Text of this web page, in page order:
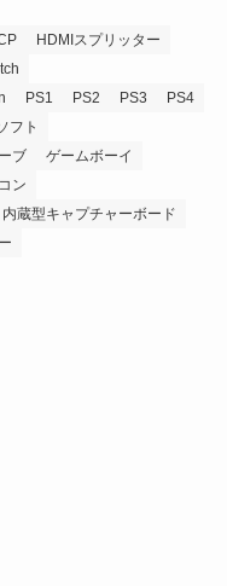
HDMIスプリッター
PS1 PS2 PS3
PS4
フト
ブ
ゲームボーイ
ン
内蔵型キャプチャーボード